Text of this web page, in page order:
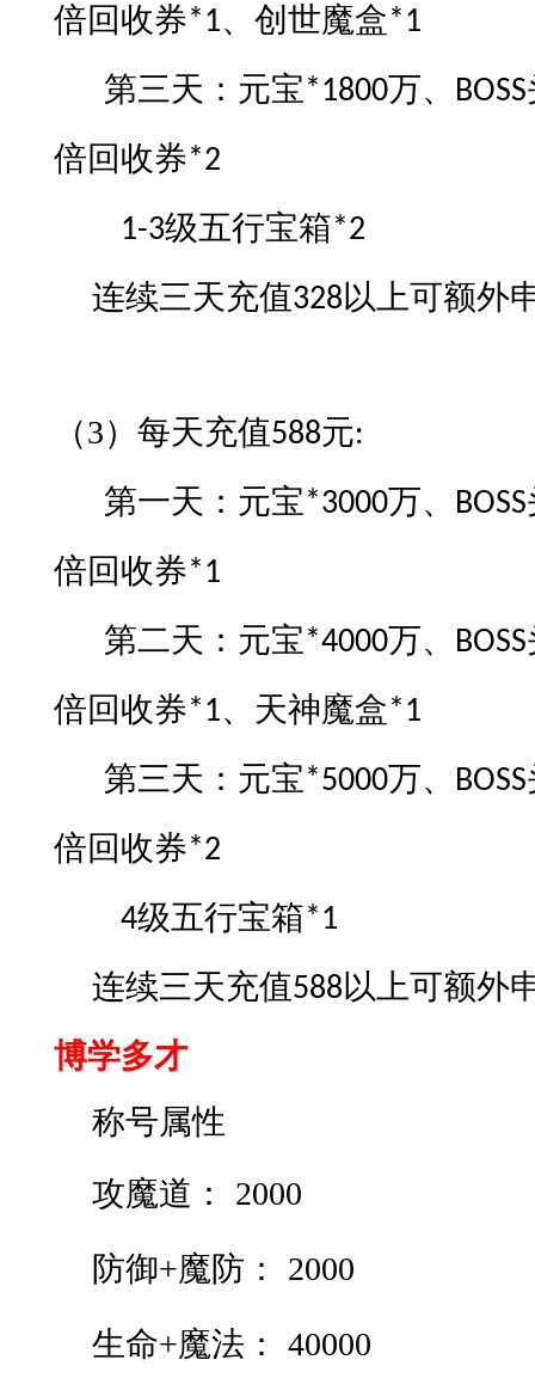
倍回收券*1、创世魔盒*1
第三天：元宝*1800万、 BOSS
倍回收券*2
1-3级五行宝箱*2
连续三天充值328以上可额外
（3） 每天充值588元:
第一天：元宝*3000万、 BOSS
倍回收券*1
第二天：元宝*4000万、 BOSS
倍回收券*1、天神魔盒*1
第三天：元宝*5000万、 BOSS
倍回收券*2
4级五行宝箱*1
连续三天充值588以上可额外
博学多才
称号属性
攻魔道：
2000
防御+魔防： 2000
生命+魔法： 40000